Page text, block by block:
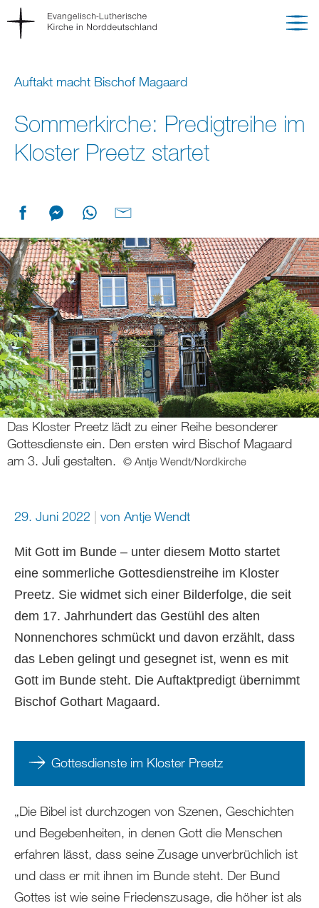
Auftakt macht Bischof Magaard
Sommerkirche: Predigtreihe im
Kloster Preetz startet
Das Kloster Preetz lädt zu einer Reihe besonderer
Gottesdienste ein. Den ersten wird Bischof Magaard
am 3. Juli gestalten.
© Antje Wendt/Nordkirche
29. Juni 2022 vonAntje Wendt
Mit Gott im Bunde – unter diesem Motto startet
eine sommerliche Gottesdienstreihe im Kloster
Preetz. Sie widmet sich einer Bilderfolge, die seit
dem 17. Jahrhundert das Gestühl des alten
Nonnenchores schmückt und davon erzählt, dass
das Leben gelingt und gesegnet ist, wenn es mit
Gott im Bunde steht. Die Auftaktpredigt übernimmt
Bischof Gothart Magaard.
Gottesdienste im Kloster Preetz
„Die Bibel ist durchzogen von Szenen, Geschichten
und Begebenheiten, in denen Gott die Menschen
erfahren lässt, dass seine Zusage unverbrüchlich ist
und dass er mit ihnen im Bunde steht. Der Bund
Gottes ist wie seine Friedenszusage, die höher ist als